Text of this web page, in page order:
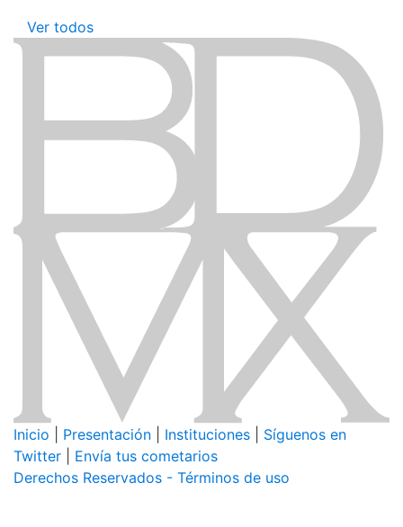
Ver todos
Inicio Presentación Instituciones
Síguenos en
Twitter
Envía tus cometarios
Derechos Reservados - Términos de uso